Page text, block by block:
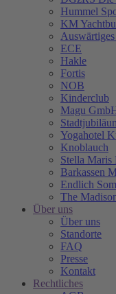
Hummel
KM
ECE
Hakle
Fortis
NOB
Kinderclub
Magu
Yogahotel
Knoblauch
Stella Maris
Barkassen
Endlich
The
Über uns
Über uns
Standorte
FAQ
Presse
Kontakt
Rechtliches